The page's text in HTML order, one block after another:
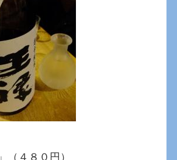
」（４８０円）